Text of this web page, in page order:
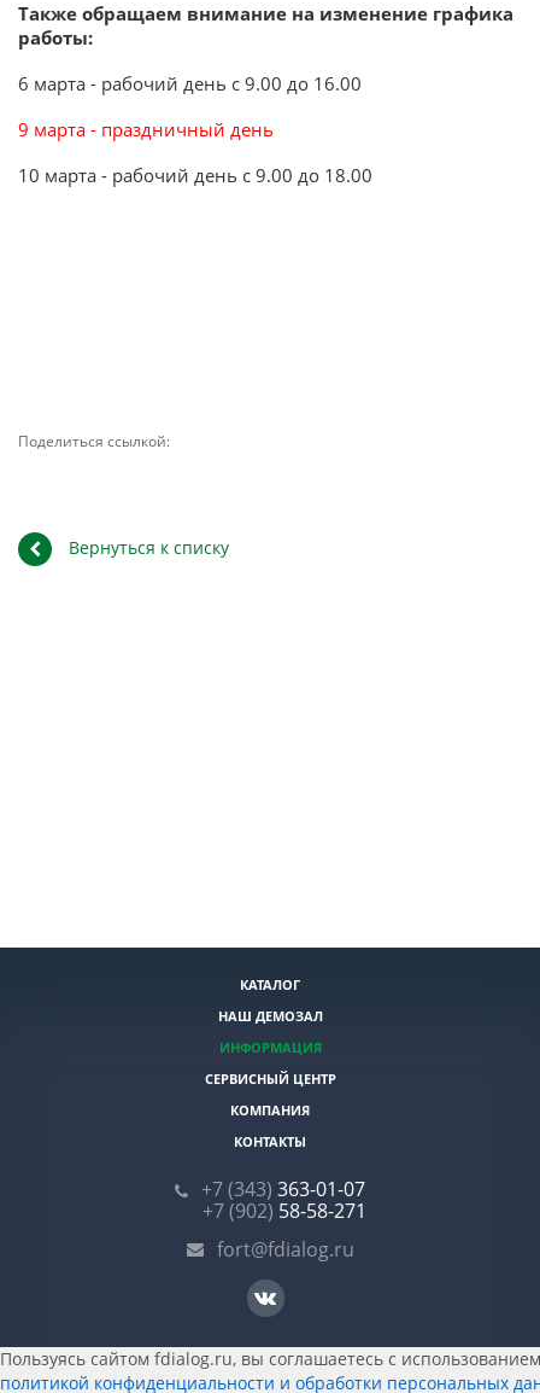
Также обращаем внимание на изменение графика
работы:
6 марта - рабочий день с 9.00 до 16.00
9 марта - праздничный день
10 марта - рабочий день с 9.00 до 18.00
Поделиться ссылкой:
Вернуться к списку
КАТАЛОГ
НАШ ДЕМОЗАЛ
ИНФОРМАЦИЯ
СЕРВИСНЫЙ ЦЕНТР
КОМПАНИЯ
КОНТАКТЫ
+7 (343) 363-01-07
+7 (902) 58-58-271
fort@fdialog.ru
Пользуясь сайтом fdialog.ru, вы соглашаетесь с
политикой конфиденциальности и обработки персональных